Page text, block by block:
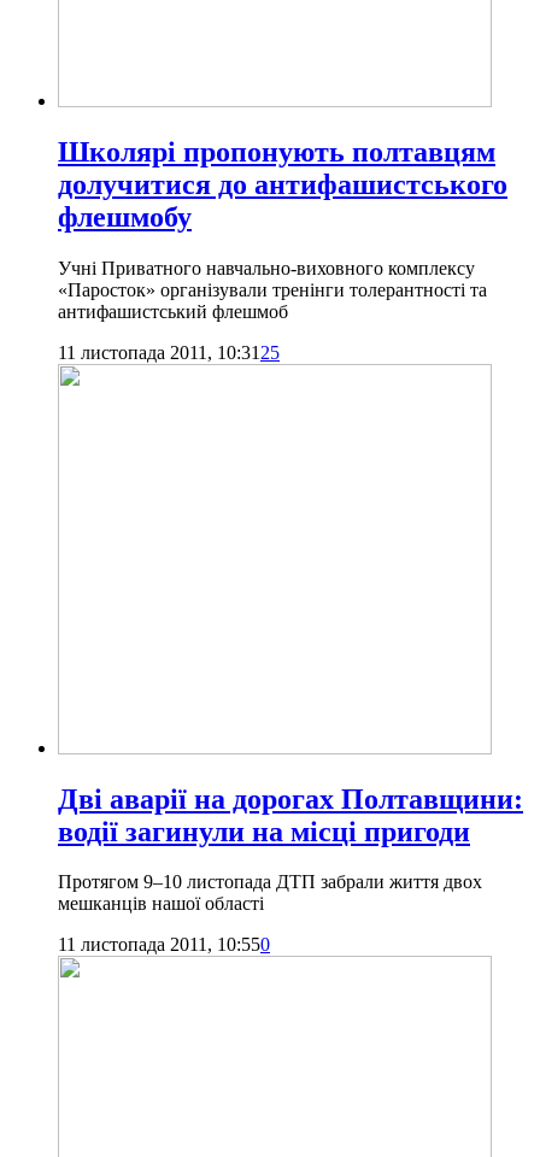
Школярі пропонують полтавцям
долучитися до антифашистського
флешмобу
Учні Приватного навчально-виховного комплексу
«Паросток» організували тренінги толерантності та
антифашистський флешмоб
11 листопада 2011, 10:31 25
Дві аварії на дорогах Полтавщини:
водії загинули на місці пригоди
Протягом 9–10 листопада ДТП забрали життя двох
мешканців нашої області
11 листопада 2011, 10:550